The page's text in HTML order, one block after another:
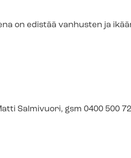
on edistää vanhusten ja
Salmivuori, gsm 0400 500